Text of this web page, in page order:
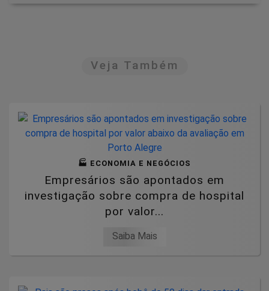
Veja Também
🏭 ECONOMIA E NEGÓCIOS
Empresários são apontados em
investigação sobre compra de hospital
por valor...
Saiba Mais